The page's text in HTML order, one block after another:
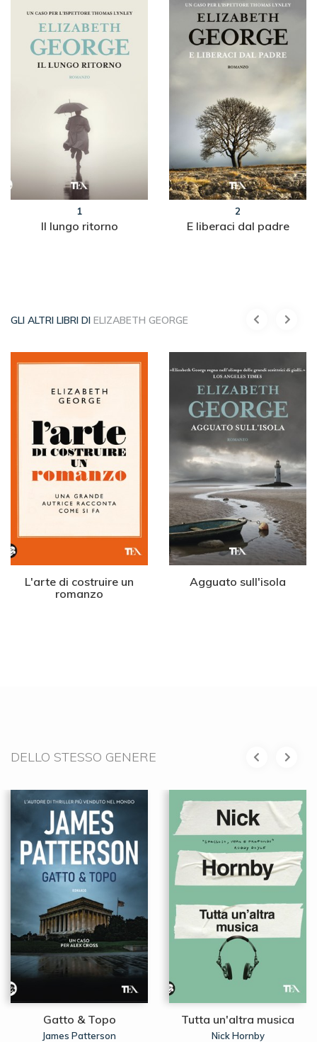
1
Il lungo ritorno
2
E liberaci dal padre
GLI ALTRI LIBRI DI ELIZABETH GEORGE
L'arte di costruire un
romanzo
Agguato sull'isola
DELLO STESSO GENERE
Gatto & Topo
James Patterson
Tutta un'altra musica
Nick Hornby